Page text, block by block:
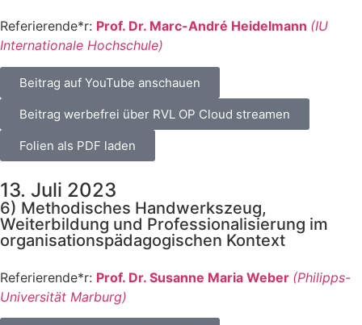
Referierende*r: Prof. Dr. Marc-André Hei­del­mann (IU
Inter­na­tio­na­le Hoch­schu­le)
Bei­trag auf You­Tube anschau­en
Bei­trag wer­be­frei über RVL OP Cloud strea­men
Foli­en als PDF laden
13. Juli 2023
6) Methodisches Handwerkszeug,
Weiterbildung und Professionalisierung im
organisationspädagogischen Kontext
Referierende*r: Prof. Dr. Susan­ne Maria Weber (Phil­ipps-
Uni­ver­si­tät Mar­burg)